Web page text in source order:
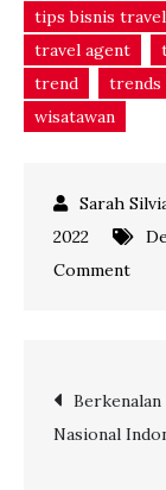
tips bisnis
travel agent
trend
trends
wisatawan
2022
Commenton
7
Post
Berkenalan
Nasional